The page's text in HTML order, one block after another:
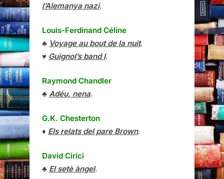
l’Alemanya nazi.
Louis-Ferdinand Céline
♣ Voyage au bout de la nuit.
♥ Guignol’s band I.
Raymond Chandler
♣ Adéu, nena.
G.K. Chesterton
♦ Els relats del pare Brown.
David Cirici
♣ El setè àngel.